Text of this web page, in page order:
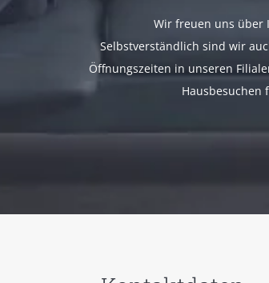
Wir freuen uns über
Selbstverständlich sind wir
Öffnungszeiten in unseren
Hausbesuchen